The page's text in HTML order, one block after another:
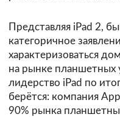
Представляя iPad 2,
категоричное
характеризоваться
на рынке планшетных
лидерство iPad по
берётся: компания
90% рынка